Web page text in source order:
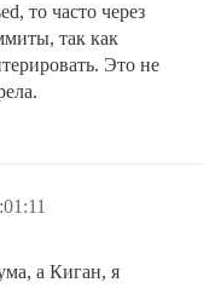
то часто через
так как
Это не
а Киган, я